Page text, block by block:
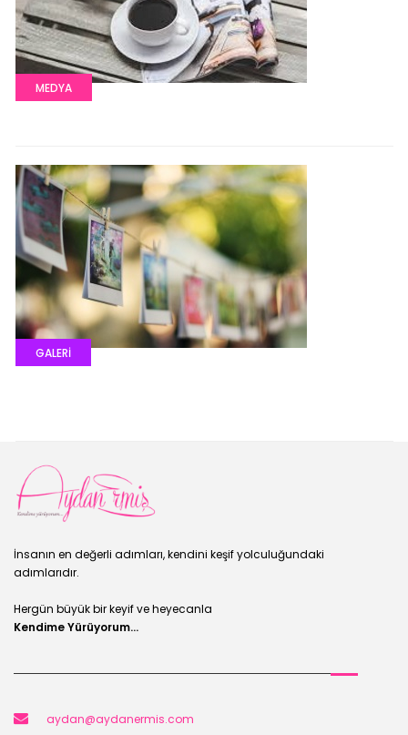
MEDYA
GALERİ
İnsanın en değerli adımları, kendini keşif yolculuğundaki
adımlarıdır.
Hergün büyük bir keyif ve heyecanla
Kendime Yürüyorum...
aydan@aydanermis.com